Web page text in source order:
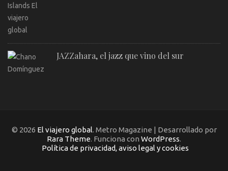
JAZZahara, el jazz que vino del sur
© 2026 El viajero global. Metro Magazine | Desarrollado por
Rara Theme. Funciona con WordPress.
Política de privacidad, aviso legal y cookies